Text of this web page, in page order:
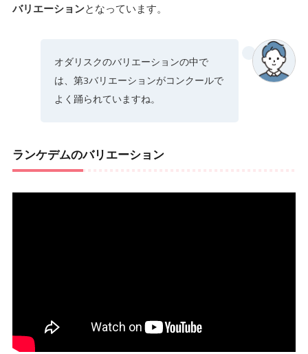
バリエーションとなっています。
オダリスクのバリエーションの中で
は、第3バリエーションがコンクールで
よく踊られていますね。
ランケデムのバリエーション